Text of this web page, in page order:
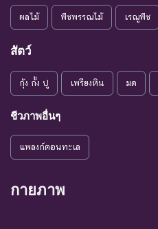
ผลไม้ พืชพรรณไม้ เรณูพืช
สัตว์
กุ้ง กั้ง ปู เพรียงหิน มด
ชีวภาพอื่นๆ
แพลงก์ตอนทะเล
กายภาพ